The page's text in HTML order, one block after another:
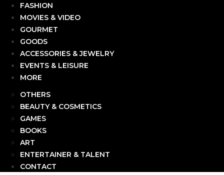
FASHION
MOVIES & VIDEO
GOURMET
GOODS
ACCESSORIES & JEWELRY
EVENTS & LEISURE
MORE
OTHERS
BEAUTY & COSMETICS
GAMES
BOOKS
ART
ENTERTAINER & TALENT
CONTACT